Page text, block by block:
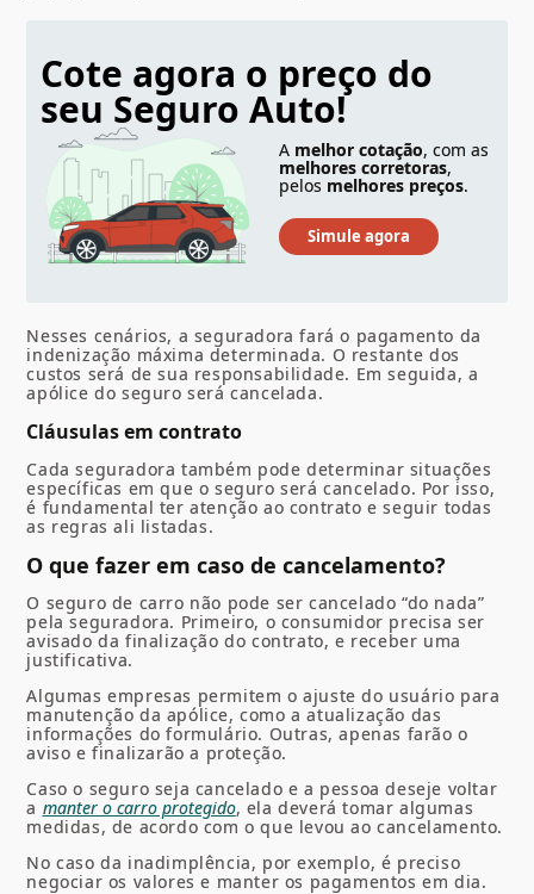
Cote agora o preço do
seu Seguro Auto!
A melhor cotação, com as
melhores corretoras,
pelos melhores preços.
Nesses cenários, a seguradora fará o pagamento da
indenização máxima determinada. O restante dos
custos será de sua responsabilidade. Em seguida, a
apólice do seguro será cancelada.
Cláusulas em contrato
Cada seguradora também pode determinar situações
específicas em que o seguro será cancelado. Por isso,
é fundamental ter atenção ao contrato e seguir todas
as regras ali listadas.
O que fazer em caso de cancelamento?
O seguro de carro não pode ser cancelado “do nada”
pela seguradora. Primeiro, o consumidor precisa ser
avisado da finalização do contrato, e receber uma
justificativa.
Algumas empresas permitem o ajuste do usuário para
manutenção da apólice, como a atualização das
informações do formulário. Outras, apenas farão o
aviso e finalizarão a proteção.
Caso o seguro seja cancelado e a pessoa deseje voltar
a manter o carro protegido, ela deverá tomar algumas
medidas, de acordo com o que levou ao cancelamento.
No caso da inadimplência, por exemplo, é preciso
negociar os valores e manter os pagamentos em dia.